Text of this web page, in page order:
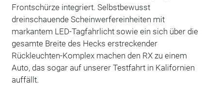
Frontschürze integriert. Selbstbewusst
dreinschauende Scheinwerfereinheiten mit
markantem LED-Tagfahrlicht sowie ein sich über die
gesamte Breite des Hecks erstreckender
Rückleuchten-Komplex machen den RX zu einem
Auto, das sogar auf unserer Testfahrt in Kalifornien
auffällt.